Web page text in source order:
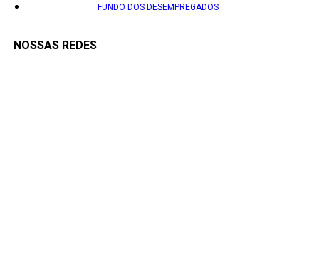
FUNDO DOS DESEMPREGADOS
NOSSAS REDES